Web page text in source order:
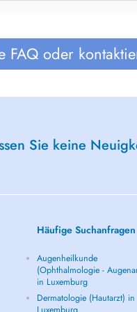
FAQ oder
Sie keine
Häufige Suchanfragen
Augenheilkunde
(Ophthalmologie -
in Luxemburg
Dermatologie (Hautarzt) in